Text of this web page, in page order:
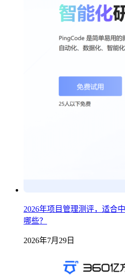
2026年项目管理测评，适合
哪些？
2026年7月29日